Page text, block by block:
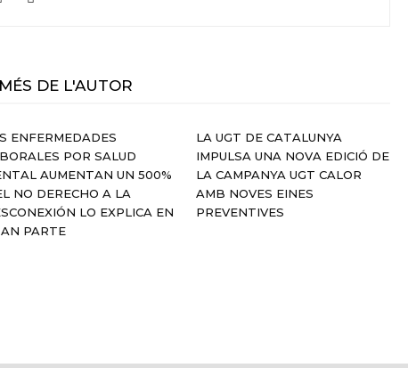
DE L'AUTOR
ENFERMEDADES
POR SALUD
AUMENTAN UN 500%
NO DERECHO A LA
LO EXPLICA EN
PARTE
LA UGT DE CATALUNYA
IMPULSA UNA NOVA EDICIÓ DE
LA CAMPANYA UGT CALOR
AMB NOVES EINES
PREVENTIVES